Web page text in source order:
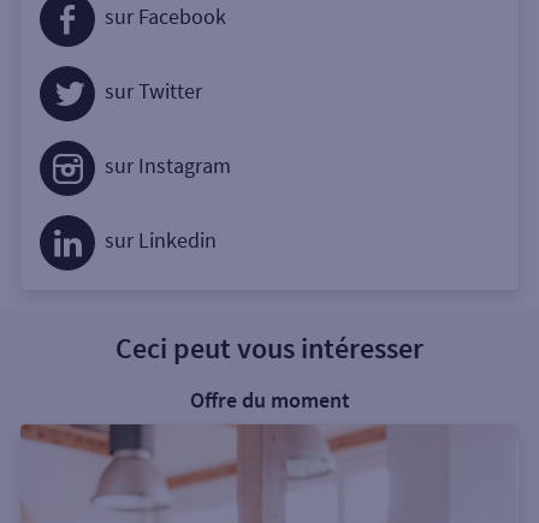
sur Facebook
sur Twitter
sur Instagram
sur Linkedin
Ceci peut vous intéresser
Offre du moment